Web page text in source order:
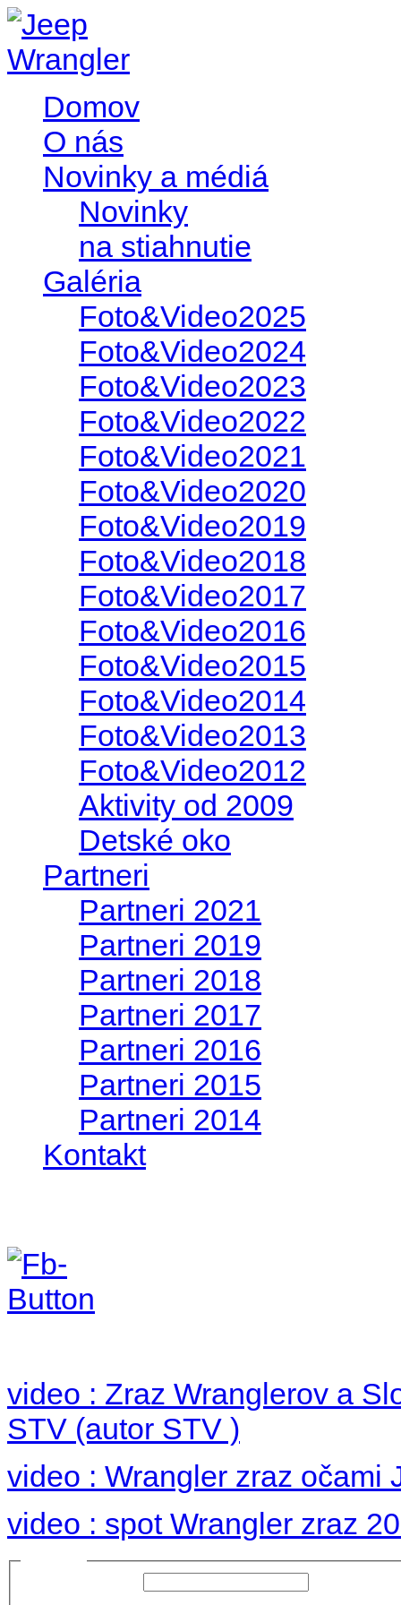
Domov
O nás
Novinky a médiá
Novinky
na stiahnutie
Galéria
Foto&Video2025
Foto&Video2024
Foto&Video2023
Foto&Video2022
Foto&Video2021
Foto&Video2020
Foto&Video2019
Foto&Video2018
Foto&Video2017
Foto&Video2016
Foto&Video2015
Foto&Video2014
Foto&Video2013
Foto&Video2012
Aktivity od 2009
Detské oko
Partneri
Partneri 2021
Partneri 2019
Partneri 2018
Partneri 2017
Partneri 2016
Partneri 2015
Partneri 2014
Kontakt
video : Zraz Wranglerov a
STV (autor STV )
video : Wrangler zraz očami
video : spot Wrangler zraz